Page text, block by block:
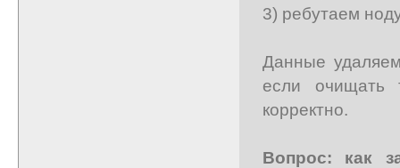
3) ребутаем
Данные
если очищать
корректно.
Вопрос: как